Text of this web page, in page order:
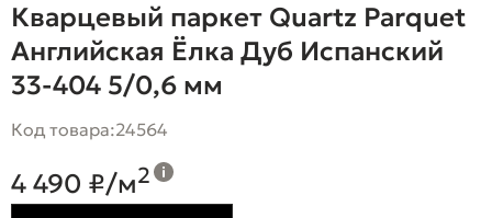
Кварцевый паркет Quartz Parquet
Английская Ёлка Дуб Испанский
33-404 5/0,6 мм
Код товара:24564
4 490 ₽/м2